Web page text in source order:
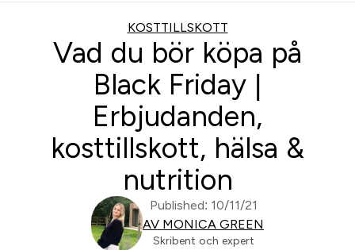
KOSTTILLSKOTT
Vad du bör köpa på
Black Friday |
Erbjudanden,
kosttillskott, hälsa &
nutrition
Published: 10/11/21
AV MONICA GREEN
Skribent och expert